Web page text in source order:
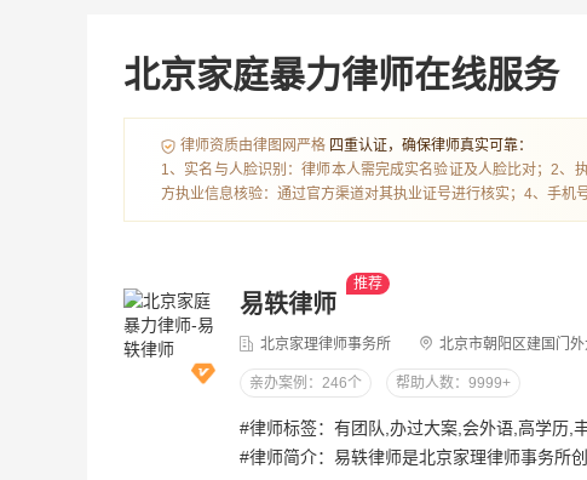
北京家庭暴力律师在线服务
律师资质由律图网严格 四重认证，确保律师真实可靠：
1、实名与人脸识别：律师本人需完成实名验证及人脸比对；2、
方执业信息核验：通过官方渠道对其执业证号进行核实；4、手机
易轶律师
推荐
北京家理律师事务所 北京市朝阳区建国门
亲办案例：246个 帮助人数：9999+
#律师简介：易轶律师是北京家理律师事务所创始人、主任，北京电视台《第三调解室》常驻调解嘉宾、专家库成员。易轶律师深耕婚姻家事法律服务行业18年，在离婚、继承、财产分割等婚姻家事诉讼与非诉领域具备深厚的专业积淀和出色的实战经验。尤其擅长处理高难度的离婚、继承与财产分割案件，在多个重大、复杂家事诉讼中取得突破性成果，以出色的庭审驾驭能力和谈判技巧为客户争取实质权益。易轶律师成功代理了多起具有广泛社会关注度的重大疑难家事案件，其中包括：为多位奥运冠军、知名企业家及公众人物处理婚姻家事与财富纠纷；代理数亿元级复杂离婚财产分割案件；解决涉及多法域的跨境继承与婚姻争议；并成功承办多起超高净值家族遗产继承案件，以深厚的专业功底和出色的实战能力，为客户提供精准有效的法律解决方案，获得业界与客户的高度认可。易轶律师是国内较早涉足财富管理领域的律师，自2014年进入该领域，连续三年入选钱伯斯私人财富管理榜单，主导研发多项财富法律产品，与多家金融机构达成合作，并连年发布行业白皮书，实现办案实践与财富规划的专业融合。易轶律师受邀担任中央电视台、北京电视台、深圳卫视等多个电视栏目的嘉宾；同时还是《怎么办！脱口秀专场》特邀嘉宾、畅销书《离婚不受伤》作者、《法律与生活》杂志专栏作者、《中国妇女》杂志封面人物，曾接受《人民日报》、《环球时报》、《光明日报》、中国新闻网、《南方人物周刊》、《三联生活周刊》、虎嗅网、英国路透社、法国新闻社等中外媒体采访。经